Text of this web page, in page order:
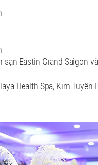
sạn Eastin Grand Saigon
Health Spa, Kim Tuyến